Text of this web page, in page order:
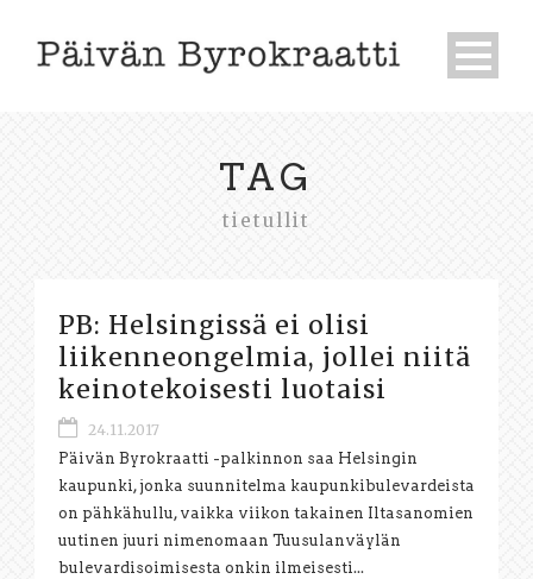
TAG
tietullit
PB: Helsingissä ei olisi
liikenneongelmia, jollei niitä
keinotekoisesti luotaisi
24.11.2017
Päivän Byrokraatti -palkinnon saa Helsingin
kaupunki, jonka suunnitelma kaupunkibulevardeista
on pähkähullu, vaikka viikon takainen Iltasanomien
uutinen juuri nimenomaan Tuusulanväylän
bulevardisoimisesta onkin ilmeisesti...